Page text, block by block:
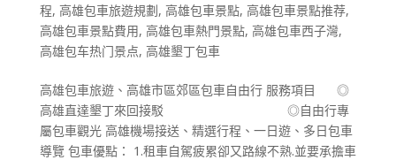
程, 高雄包車旅遊規劃, 高雄包車景點, 高雄包車景點推荐,
高雄包車景點費用, 高雄包車熱門景點, 高雄包車西子灣,
高雄包车热门景点, 高雄墾丁包車
高雄包車旅遊、高雄市區郊區包車自由行 服務項目 ◎
高雄直達墾丁來回接駁 ◎自由行專
屬包車觀光 高雄機場接送、精選行程、一日遊、多日包車
導覽 包車優點： 1.租車自駕疲累卻又路線不熟.並要承擔車